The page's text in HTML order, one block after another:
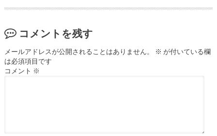
コメントを残す
メールアドレスが公開されることはありません。 ※ が付いている欄
は必須項目です
コメント ※